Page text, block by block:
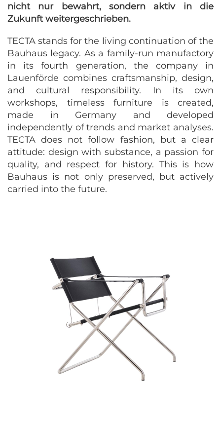
nicht nur bewahrt, sondern aktiv in die
Zukunft weitergeschrieben.
TECTA stands for the living continuation of the
Bauhaus legacy. As a family-run manufactory
in its fourth generation, the company in
Lauenförde combines craftsmanship, design,
and cultural responsibility. In its own
workshops, timeless furniture is created,
made in Germany and developed
independently of trends and market analyses.
TECTA does not follow fashion, but a clear
attitude: design with substance, a passion for
quality, and respect for history. This is how
Bauhaus is not only preserved, but actively
carried into the future.